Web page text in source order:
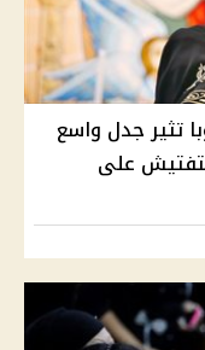
تثير جدل واسع
على